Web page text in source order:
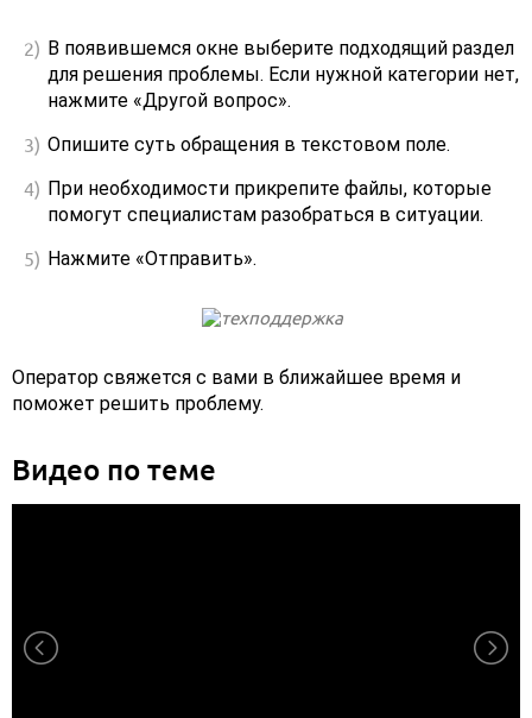
В появившемся окне выберите подходящий раздел
для решения проблемы. Если нужной категории нет,
нажмите «Другой вопрос».
Опишите суть обращения в текстовом поле.
При необходимости прикрепите файлы, которые
помогут специалистам разобраться в ситуации.
Нажмите «Отправить».
Оператор свяжется с вами в ближайшее время и
поможет решить проблему.
Видео по теме